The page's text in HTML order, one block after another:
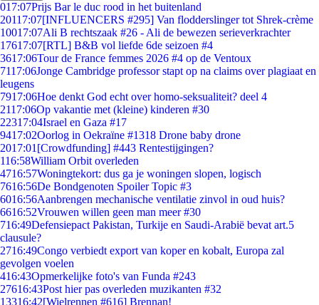
017:07Prijs Bar le duc rood in het buitenland
20117:07[INFLUENCERS #295] Van flodderslinger tot Shrek-crème
10017:07Ali B rechtszaak #26 - Ali de bewezen serieverkrachter
17617:07[RTL] B&B vol liefde 6de seizoen #4
3617:06Tour de France femmes 2026 #4 op de Ventoux
7117:06Jonge Cambridge professor stapt op na claims over plagiaat en
leugens
7917:06Hoe denkt God echt over homo-seksualiteit? deel 4
2117:06Op vakantie met (kleine) kinderen #30
22317:04Israel en Gaza #17
9417:02Oorlog in Oekraïne #1318 Drone baby drone
2017:01 [Crowdfunding] #443 Rentestijgingen?
116:58William Orbit overleden
4716:57Woningtekort: dus ga je woningen slopen, logisch
7616:56De Bondgenoten Spoiler Topic #3
6016:56Aanbrengen mechanische ventilatie zinvol in oud huis?
6616:52Vrouwen willen geen man meer #30
716:49Defensiepact Pakistan, Turkije en Saudi-Arabië bevat art.5
clausule?
2716:49Congo verbiedt export van koper en kobalt, Europa zal
gevolgen voelen
416:43Opmerkelijke foto's van Funda #243
27616:43Post hier pas overleden muzikanten #32
13316:42[Wielrennen #616] Brennan!